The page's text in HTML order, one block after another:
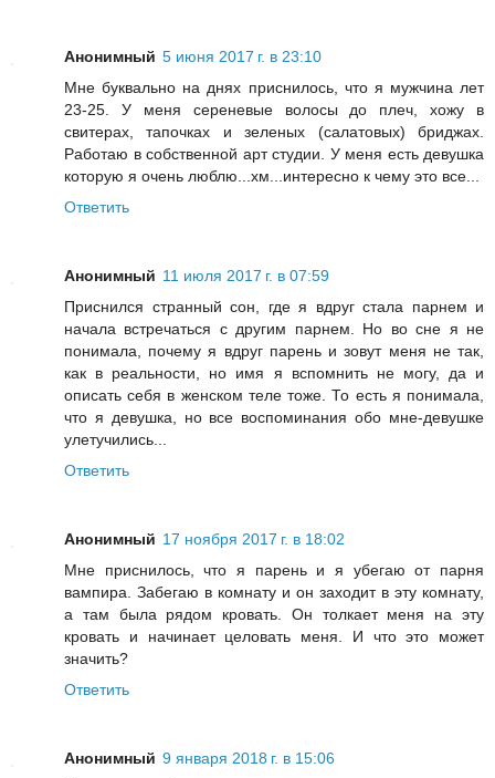
Анонимный 5 июня 2017 г. в 23:10
Мне буквально на днях приснилось, что я мужчина лет
23-25. У меня сереневые волосы до плеч, хожу в
свитерах, тапочках и зеленых (салатовых) бриджах.
Работаю в собственной арт студии. У меня есть девушка
которую я очень люблю...хм...интересно к чему это все...
Ответить
Анонимный 11 июля 2017 г. в 07:59
Приснился странный сон, где я вдруг стала парнем и
начала встречаться с другим парнем. Но во сне я не
понимала, почему я вдруг парень и зовут меня не так,
как в реальности, но имя я вспомнить не могу, да и
описать себя в женском теле тоже. То есть я понимала,
что я девушка, но все воспоминания обо мне-девушке
улетучились...
Ответить
Анонимный 17 ноября 2017 г. в 18:02
Мне приснилось, что я парень и я убегаю от парня
вампира. Забегаю в комнату и он заходит в эту комнату,
а там была рядом кровать. Он толкает меня на эту
кровать и начинает целовать меня. И что это может
значить?
Ответить
Анонимный 9 января 2018 г. в 15:06